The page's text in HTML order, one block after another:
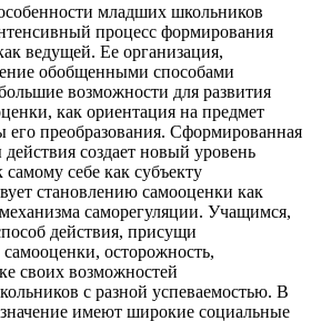
младших школьников
процесс формирования
ведущей. Ее организация,
обобщенными способами
возможности для развития
как ориентация на предмет
его преобразования. Сформированная
создает новый уровень
себе как субъекту
становлению самооценки как
саморегуляции. Учащимся,
действия, присущи
осторожность,
своих возможностей
с разной успеваемостью. В
имеют широкие социальные